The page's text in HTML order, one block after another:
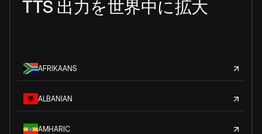
TTS 出力を世界中に拡大
AFRIKAANS
ALBANIAN
AMHARIC